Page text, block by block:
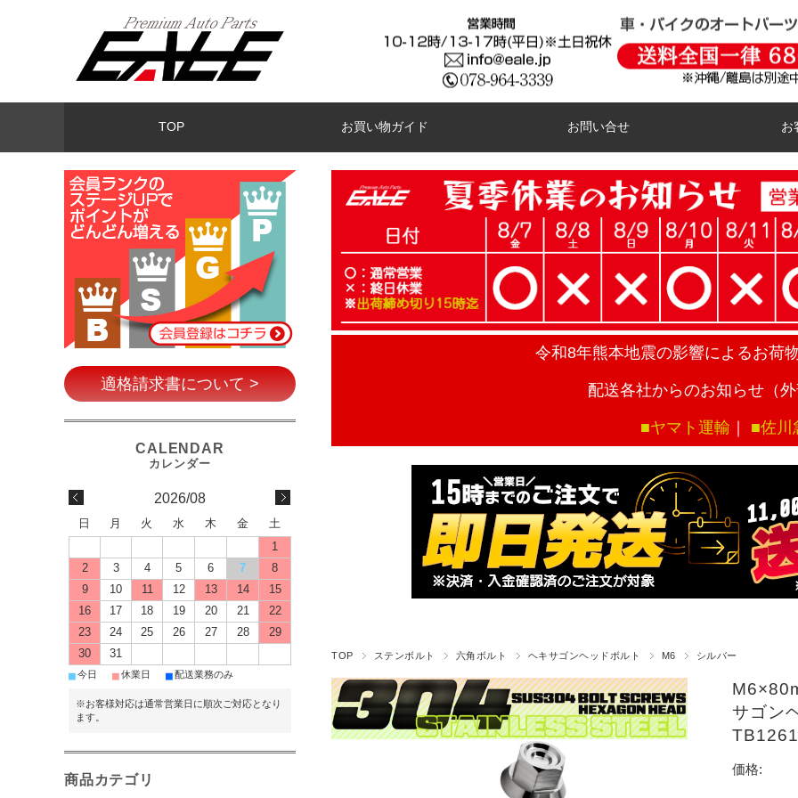
TOP お買い物ガイド お問い合せ お
令和8年熊本地震の影響によるお荷
配送各社からのお知らせ（
■ヤマト運輸 ■佐川
TOP ステンボルト 六角ボルト ヘキサゴンヘッドボルト M6 シルバー
サゴン
価格:
適格請求書について >
2026/08
日 月 火 水 木 金
土
1
2
3 4 5 6 7
8
9
10 11 12 13 14
15
16
17 18 19 20 21
22
23
24 25 26 27 28
29
30
31
■今日 ■休業日 ■配送業務のみ
※お客様対応は通常営業日に順次ご対応となり
ます。
商品カテゴリ